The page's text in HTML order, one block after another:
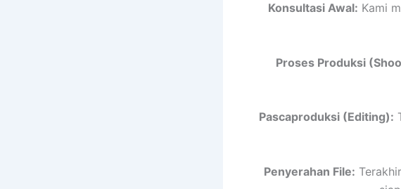
Konsultasi Awal: Kami
Proses Produksi
Pascaproduksi (Editing):
Penyerahan File: